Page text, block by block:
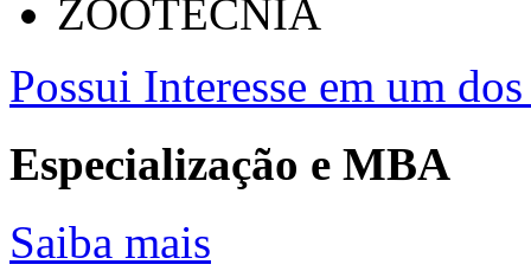
ZOOTECNIA
Possui Interesse em um
Especialização e MBA
Saiba mais